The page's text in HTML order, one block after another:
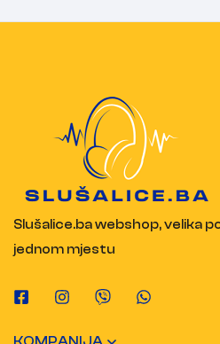
Slušalice.ba webshop, velika
jednom mjestu